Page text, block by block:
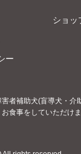
ショッ
ー
者補助犬(盲導犬・介
食事をしていただけま